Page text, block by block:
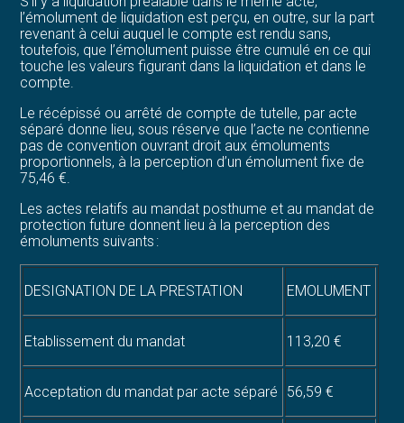
l’émolument de liquidation est perçu, en outre, sur la part
revenant à celui auquel le compte est rendu sans,
toutefois, que l’émolument puisse être cumulé en ce qui
touche les valeurs figurant dans la liquidation et dans le
compte.
Le récépissé ou arrêté de compte de tutelle, par acte
séparé donne lieu, sous réserve que l’acte ne contienne
pas de convention ouvrant droit aux émoluments
proportionnels, à la perception d’un émolument fixe de
75,46 €.
Les actes relatifs au mandat posthume et au mandat de
protection future donnent lieu à la perception des
émoluments suivants :
DESIGNATION DE LA PRESTATION EMOLUMENT
Etablissement du mandat 113,20 €
Acceptation du mandat par acte séparé 56,59 €